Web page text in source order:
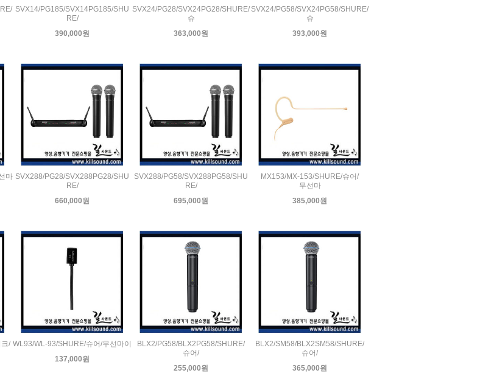
SVX14/PG185/SVX14PG185/SHU
RE/
390,000원
SVX24/PG28/SVX24PG28/SHURE/
슈
363,000원
SVX24/PG58/SVX24PG58/SHURE/
슈
393,000원
마 SVX288/PG28/SVX288PG28/SHU
RE/
660,000원
SVX288/PG58/SVX288PG58/SHU
RE/
695,000원
MX153/MX-153/SHURE/슈어/
무선마
385,000원
/ WL93/WL-93/SHURE/슈어/무선마이
137,000원
BLX2/PG58/BLX2PG58/SHURE/
슈어/
255,000원
BLX2/SM58/BLX2SM58/SHURE/
슈어/
365,000원